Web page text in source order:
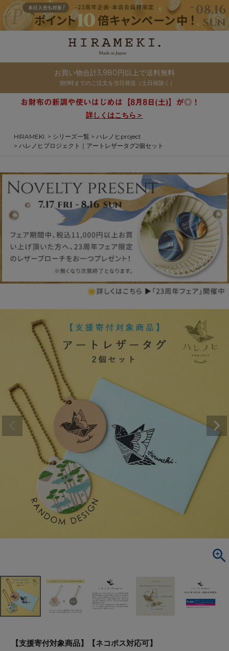
お買い物合計3,980円以上で送料無料
朝9時までのご注文を当日発送（土日祝除く）
詳しくはこちら＞
HIRAMEKI. シリーズ一覧
ハレノヒproject
ハレノヒプロジェクト｜アートレザータグ2個セット
【支援寄付対象商品】【ネコポス対応可】